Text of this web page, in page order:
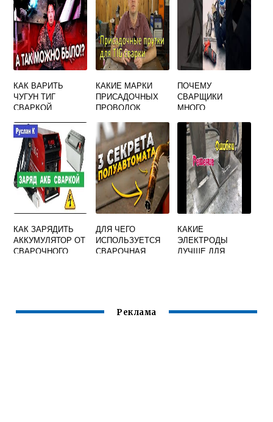
ПРАВИЛАМ
ТЕХНИЧЕСКОЙ
ЭКСПЛУАТАЦИИ
ЭЛ
ЭЛЕКТРОДАМИ
АНО 6
КАК ВАРИТЬ
ЧУГУН ТИГ
СВАРКОЙ
КАКИЕ МАРКИ
ПРИСАДОЧНЫХ
ПРОВОЛОК
СВАРКЕ
НИЗКОУГЛЕРОДИ
СТЫХ СТАЛЕЙ
ПОЧЕМУ
СВАРЩИКИ
МНОГО
КАК ЗАРЯДИТЬ
АККУМУЛЯТОР ОТ
СВАРОЧНОГО
ДЛЯ ЧЕГО
ИСПОЛЬЗУЕТСЯ
СВАРОЧНАЯ
КАКИЕ
ЭЛЕКТРОДЫ
ЛУЧШЕ ДЛЯ
Реклама